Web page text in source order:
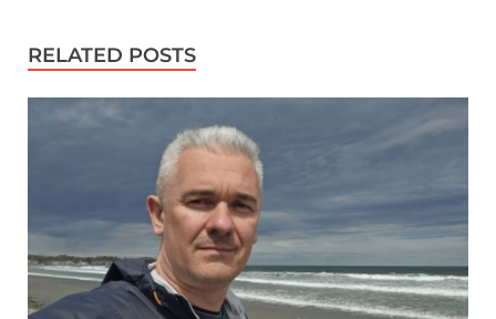
RELATED POSTS